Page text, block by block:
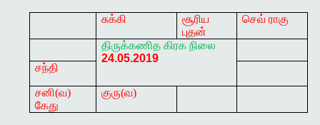
சுக்கி
சூரிய
புதன்
செவ் ராகு
திருக்கணித கிரக நிலை
24.05.2019
சந்தி
சனி(வ)
கேது
குரு(வ)